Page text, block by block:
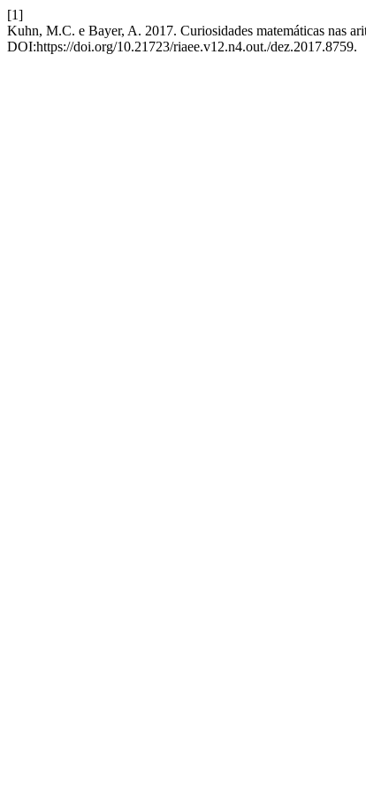
[1]
Kuhn, M.C. e Bayer, A. 2017. Curiosidades matemáticas nas
DOI:https://doi.org/10.21723/riaee.v12.n4.out./dez.2017.8759.